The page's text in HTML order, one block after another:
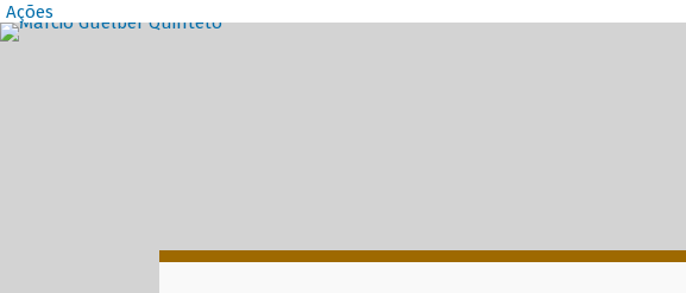
Ações
Destaques